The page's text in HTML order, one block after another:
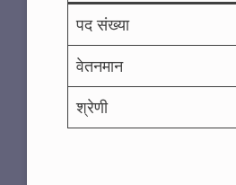
पद संख्या
वेतनमान
श्रेणी